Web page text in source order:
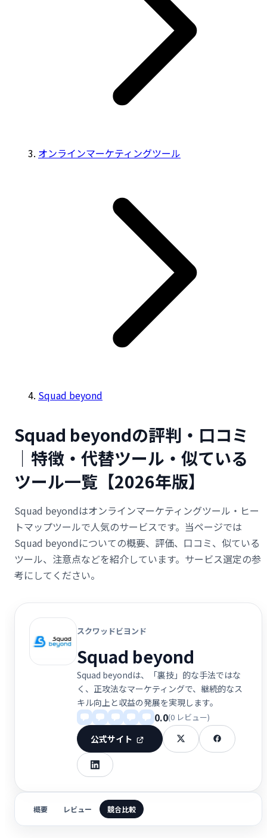
オンラインマーケティングツール
Squad beyond
Squad beyondの評判・口コミ
｜特徴・代替ツール・似ている
ツール一覧【2026年版】
Squad beyondはオンラインマーケティングツール・ヒー
トマップツールで人気のサービスです。当ページでは
Squad beyondについての概要、評価、口コミ、似ている
ツール、注意点などを紹介しています。サービス選定の参
考にしてください。
スクワッドビヨンド
Squad beyond
Squad beyondは、「裏技」的な手法ではな
く、正攻法なマーケティングで、継続的なス
キル向上と収益の発展を実現します。
0.0(0 レビュー)
公式サイト
概要 レビュー 競合比較